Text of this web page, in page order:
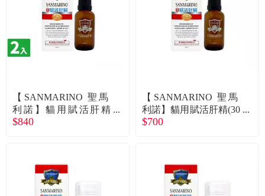
【SANMARINO 聖馬
利諾】貓用賦活肝精
（30ml/瓶）X2入組
$840
【SANMARINO 聖馬
利諾】貓用賦活肝精(30
ml/瓶)（廠商直送）
$700